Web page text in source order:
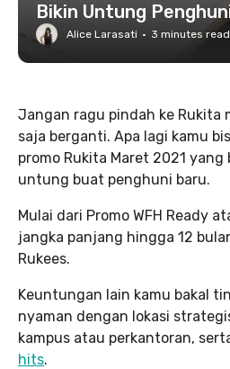
Bikin Untung
Alice Larasati · 3 minutes read
Jangan ragu pindah ke Rukita
saja berganti. Apa lagi kamu
promo Rukita Maret 2021 yang
untung buat penghuni baru.
Mulai dari Promo WFH Ready
jangka panjang hingga 12
Rukees.
Keuntungan lain kamu bakal
nyaman dengan lokasi
kampus atau perkantoran,
hits.